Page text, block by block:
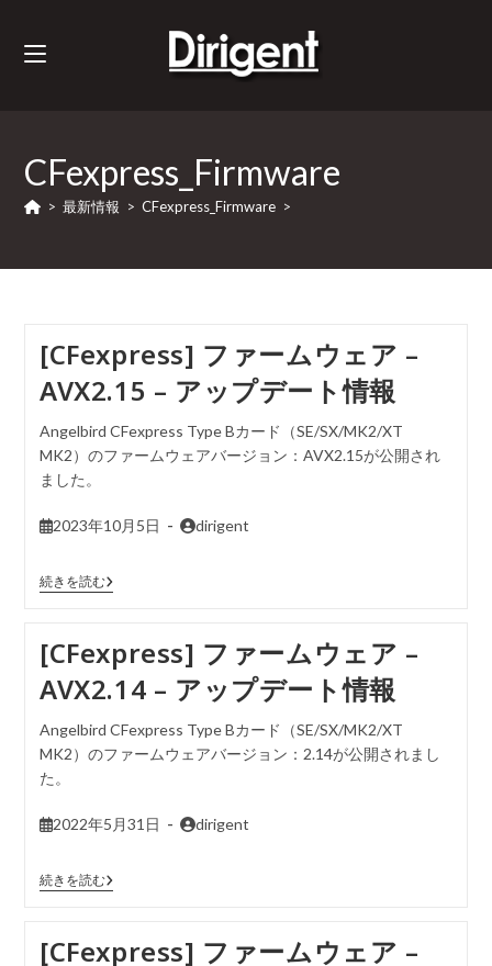
CFexpress_Firmware
> 最新情報 > CFexpress_Firmware >
[CFexpress] ファームウェア –
AVX2.15 – アップデート情報
Angelbird CFexpress Type Bカード（SE/SX/MK2/XT
MK2）のファームウェアバージョン：AVX2.15が公開され
ました。
2023年10月5日 dirigent
続きを読む
[CFexpress] ファームウェア –
AVX2.14 – アップデート情報
Angelbird CFexpress Type Bカード（SE/SX/MK2/XT
MK2）のファームウェアバージョン：2.14が公開されまし
た。
2022年5月31日 dirigent
続きを読む
[CFexpress] ファームウェア –